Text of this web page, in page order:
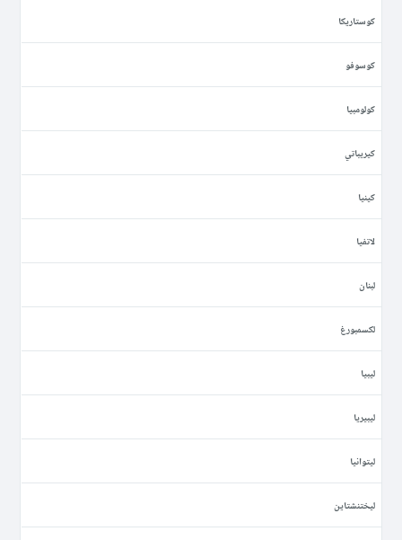
كوستاريكا
كوسوفو
كولومبيا
كيريباتي
كينيا
لاتفيا
لبنان
لكسمبورغ
ليبيا
ليبيريا
ليتوانيا
ليختنشتاين